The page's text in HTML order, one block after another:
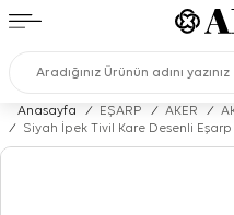
Anasayfa / EŞARP / AKER /
/
Siyah İpek Tivil Kare Desenli Eşarp